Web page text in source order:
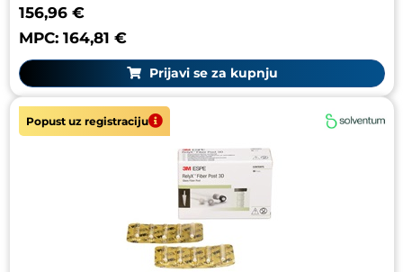
156,96 €
MPC: 164,81 €
Prijavi se za kupnju
Popust uz registraciju